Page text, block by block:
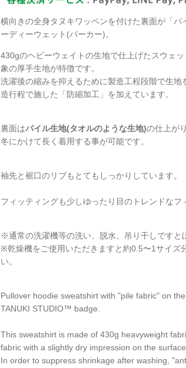
横向きの全身タヌキワッペンを付けた裏面が「パ
ーディーウェット(パーカー)。
430gのヘビーウェイトの生地で仕上げたスウェ
象の厚手生地が特徴です。
洗濯後の縮みを抑えるために製造工程段階で生地
造行程で施した「 防縮加工」を加えています。
裏面はパイル生地(タオルのような生地)の仕上が
冬にかけて長く着用する事が可能です。
袖先と裾口のリブもとてもしっかりしています。
フィッティングも少しゆったり目のトレンドなフ
※通常の洗濯機等の洗い、脱水、吊り干しですと
※乾燥機をご使用いただきますと約0.5〜1サイズ
い。
Pullover hoodie sweatshirt with "pile fabric" on
TANUKI STUDIO™️ badge.
This sweatshirt is made of 430g heavyweight
fabric with a slightly dry impression on the surface.
In order to suppress shrinkage after washing,